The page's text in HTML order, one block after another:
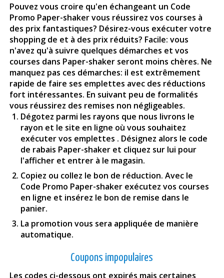
Pouvez vous croire qu'en échangeant un Code
Promo Paper-shaker vous réussirez vos courses à
des prix fantastiques? Désirez-vous exécuter votre
shopping de et à des prix réduits? Facile: vous
n'avez qu'à suivre quelques démarches et vos
courses dans Paper-shaker seront moins chères. Ne
manquez pas ces démarches: il est extrêmement
rapide de faire ses emplettes avec des réductions
fort intéressantes. En suivant peu de formalités
vous réussirez des remises non négligeables.
Dégotez parmi les rayons que nous livrons le
rayon et le site en ligne où vous souhaitez
exécuter vos emplettes . Désignez alors le code
de rabais Paper-shaker et cliquez sur lui pour
l'afficher et entrer à le magasin.
Copiez ou collez le bon de réduction. Avec le
Code Promo Paper-shaker exécutez vos courses
en ligne et insérez le bon de remise dans le
panier.
La promotion vous sera appliquée de manière
automatique.
Coupons impopulaires
Les codes ci-dessous ont expirés mais certaines